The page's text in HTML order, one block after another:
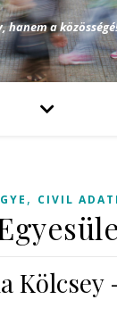
hanem a
, CIVIL
Kölcsey